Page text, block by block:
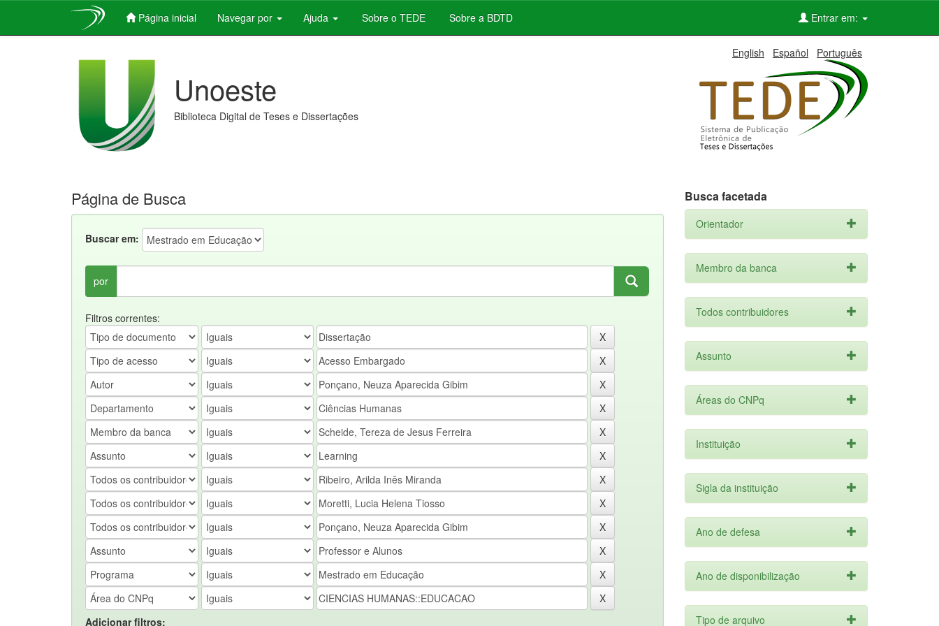
Página inicial Navegar por Ajuda Sobre o TEDE Sobre a BDTD Entrar em:
English Español Português
Unoeste
Biblioteca Digital de Teses e Dissertações
Página de Busca
Buscar em:
por
Filtros correntes:
Adicionar filtros:
Busca facetada
Orientador
Membro da banca
Todos contribuidores
Assunto
Áreas do CNPq
Instituição
Sigla da instituição
Ano de defesa
Ano de disponibilização
Tipo de arquivo